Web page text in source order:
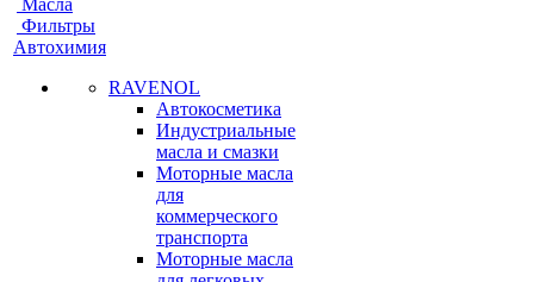
Масла
Фильтры
Автохимия
RAVENOL
Автокосметика
Индустриальные
масла и смазки
Моторные масла
для
коммерческого
транспорта
Моторные масла